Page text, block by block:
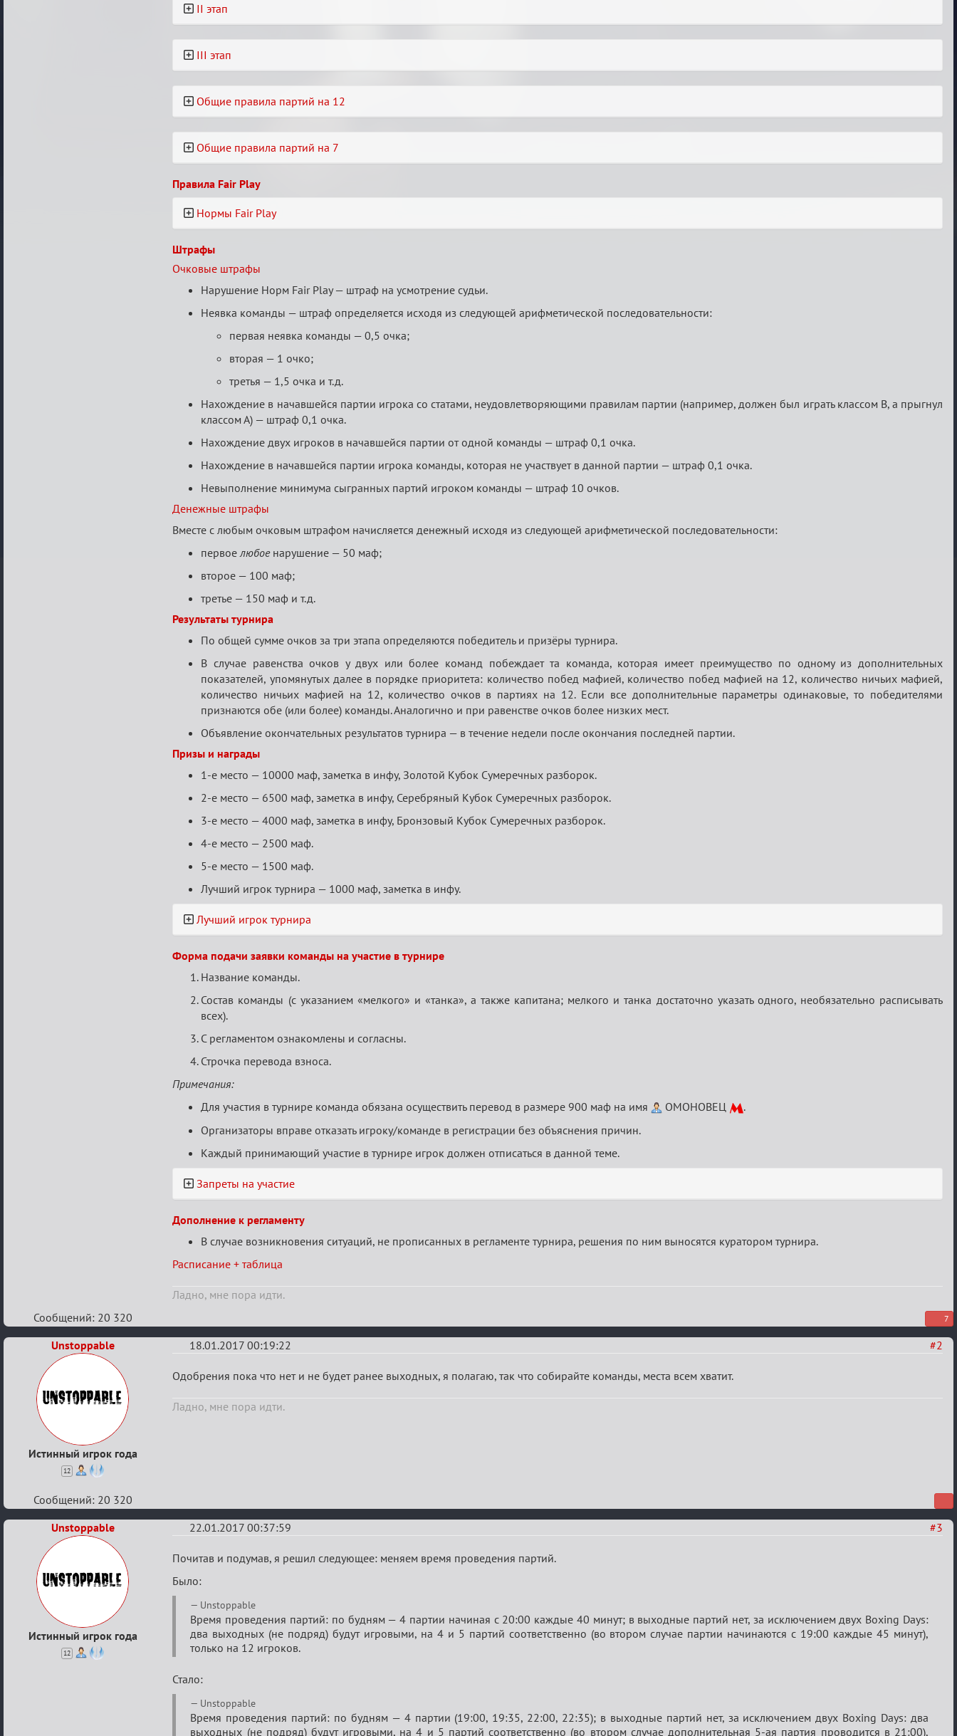
II этап
III этап
Общие правила партий на 12
Общие правила партий на 7
Правила Fair Play
Нормы Fair Play
Штрафы
Очковые штрафы
Нарушение Норм Fair Play — штраф на усмотрение судьи.
Неявка команды — штраф определяется исходя из следующей арифметической последовательности:
первая неявка команды — 0,5 очка;
вторая — 1 очко;
третья — 1,5 очка и т.д.
Нахождение в начавшейся партии игрока со статами, неудовлетворяющими правилам партии (например, должен был играть классом B, а прыгнул
классом А) — штраф 0,1 очка.
Нахождение двух игроков в начавшейся партии от одной команды — штраф 0,1 очка.
Нахождение в начавшейся партии игрока команды, которая не участвует в данной партии — штраф 0,1 очка.
Невыполнение минимума сыгранных партий игроком команды — штраф 10 очков.
Денежные штрафы
Вместе с любым очковым штрафом начисляется денежный исходя из следующей арифметической последовательности:
первое любоенарушение — 50 маф;
второе — 100 маф;
третье — 150 маф и т.д.
Результаты турнира
По общей сумме очков за три этапа определяются победитель и призёры турнира.
В случае равенства очков у двух или более команд побеждает та команда, которая имеет преимущество по одному из дополнительных
показателей, упомянутых далее в порядке приоритета: количество побед мафией, количество побед мафией на 12, количество ничьих мафией,
количество ничьих мафией на 12, количество очков в партиях на 12. Если все дополнительные параметры одинаковые, то победителями
признаются обе (или более) команды. Аналогично и при равенстве очков более низких мест.
Объявление окончательных результатов турнира — в течение недели после окончания последней партии.
Призы и награды
1-е место — 10000 маф, заметка в инфу, Золотой Кубок Сумеречных разборок.
2-е место — 6500 маф, заметка в инфу, Серебряный Кубок Сумеречных разборок.
3-е место — 4000 маф, заметка в инфу, Бронзовый Кубок Сумеречных разборок.
4-е место — 2500 маф.
5-е место — 1500 маф.
Лучший игрок турнира — 1000 маф, заметка в инфу.
Лучший игрок турнира
Форма подачи заявки команды на участие в турнире
Название команды.
Состав команды (с указанием «мелкого» и «танка», а также капитана; мелкого и танка достаточно указать одного, необязательно расписывать
всех).
С регламентом ознакомлены и согласны.
Строчка перевода взноса.
Примечания:
Для участия в турнире команда обязана осуществить перевод в размере 900 маф на имя
ОМОНОВЕЦ
.
Организаторы вправе отказать игроку/команде в регистрации без объяснения причин.
Каждый принимающий участие в турнире игрок должен отписаться в данной теме.
Запреты на участие
Дополнение к регламенту
В случае возникновения ситуаций, не прописанных в регламенте турнира, решения по ним выносятся куратором турнира.
Расписание + таблица
Ладно, мне пора идти.
Сообщений: 20 320
7
Unstoppable
Истинный игрок года
12
#2
18.01.2017 00:19:22
Re:
Кубок
Одобрения пока что нет и не будет ранее выходных, я полагаю, так что собирайте команды, места всем хватит.
Ладно, мне пора идти.
Сообщений: 20 320
Unstoppable
Истинный игрок года
12
#3
22.01.2017 00:37:59
Re:
VI
Кубок
сумеречных
разборок
Почитав и подумав, я решил следующее: меняем время проведения партий.
Было:
Unstoppable
Время проведения партий: по будням — 4 партии начиная с 20:00 каждые 40 минут; в выходные партий нет, за исключением двух Boxing Days:
два выходных (не подряд) будут игровыми, на 4 и 5 партий соответственно (во втором случае партии начинаются с 19:00 каждые 45 минут),
только на 12 игроков.
Стало:
Unstoppable
Время проведения партий: по будням — 4 партии (19:00, 19:35, 22:00, 22:35); в выходные партий нет, за исключением двух Boxing Days: два
выходных (не подряд) будут игровыми, на 4 и 5 партий соответственно (во втором случае дополнительная 5-ая партия проводится в 21:00),